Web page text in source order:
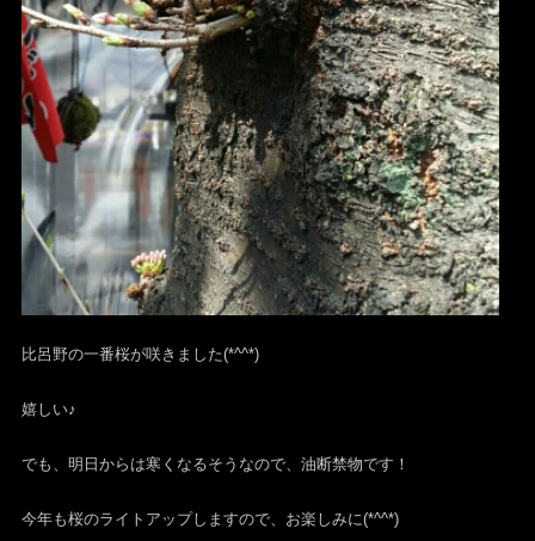
比呂野の一番桜が咲きました(*^^*)
嬉しい♪
でも、明日からは寒くなるそうなので、油断禁物です！
今年も桜のライトアップしますので、お楽しみに(*^^*)